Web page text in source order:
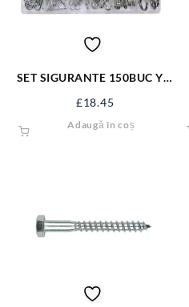
SET SIGURANTE 150BUC YT-
£18.45
Adaugă în coș